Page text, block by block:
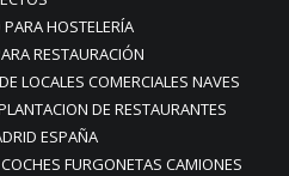
HOSTELERÍA
RESTAURACIÓN
LOCALES COMERCIALES NAVES
DE RESTAURANTES
ESPAÑA
FURGONETAS CAMIONES